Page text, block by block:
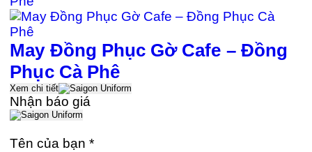
May Đồng Phục Gờ Cafe – Đồng
Phục Cà Phê
Xem chi tiết
Nhận báo giá
Tên của bạn*